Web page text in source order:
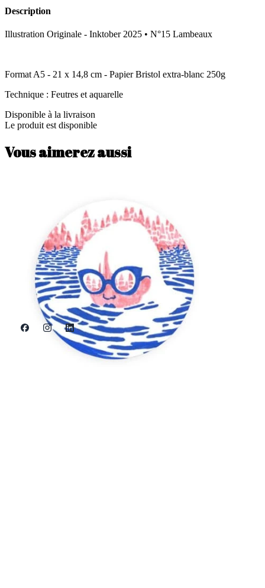
Description
Illustration Originale - Inktober 2025 • N°15 Lambeaux
Format A5 - 21 x 14,8 cm - Papier Bristol extra-blanc 250g
Technique : Feutres et aquarelle
Disponible à la livraison
Le produit est disponible
Vous aimerez aussi